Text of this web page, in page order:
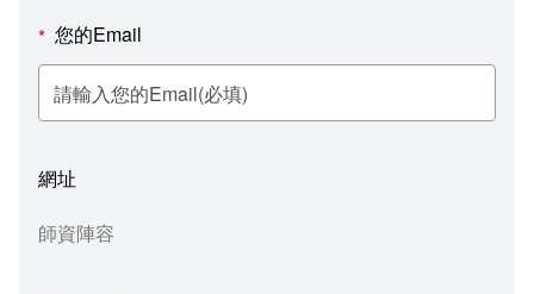
校園行事曆
報名系統
線上報名查詢
輔導處
研發處
秘書處出納組
秘書處文書組
外國語文學系
文化藝術學系
健康管理與促進學系
課程大綱
網路選課
校園行事曆
資訊服務線上報修系統
消耗品申請
教室‧會議室預約系統
線上報修最新消息
問卷調查
法令規章
政府公開資訊
常見問答
* 您的Email
網址
師資陣容